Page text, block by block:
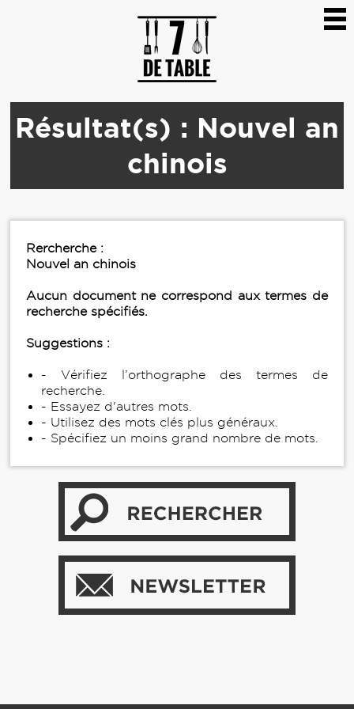
Résultat(s) : Nouvel an
chinois
Rercherche :
Nouvel an chinois
Aucun document ne correspond aux termes de
recherche spécifiés.
Suggestions :
- Vérifiez l’orthographe des termes de
recherche.
- Essayez d'autres mots.
- Utilisez des mots clés plus généraux.
- Spécifiez un moins grand nombre de mots.